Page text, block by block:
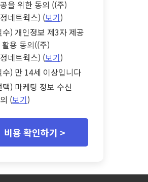
을 위한 동의 ((주)
네트웍스) (보기)
수) 개인정보 제3자 제공
활용 동의((주)
네트웍스) (보기)
수) 만 14세 이상입니다
택) 마케팅 정보 수신
(보기)
비용 확인하기 >